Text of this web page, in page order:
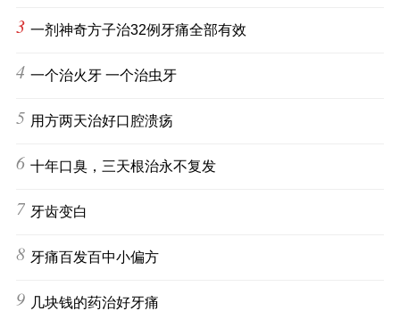
3 一剂神奇方子治32例牙痛全部有效
4 一个治火牙 一个治虫牙
5 用方两天治好口腔溃疡
6 十年口臭，三天根治永不复发
7 牙齿变白
8 牙痛百发百中小偏方
9 几块钱的药治好牙痛